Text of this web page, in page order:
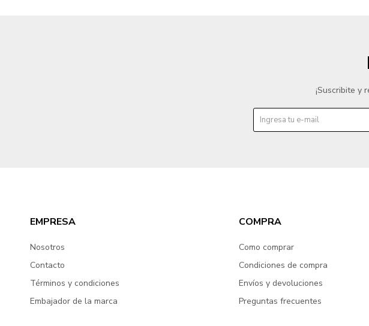
EMPRESA
Nosotros
Contacto
Términos y condiciones
Embajador de la marca
COMPRA
Como comprar
Condiciones de compra
Envíos y devoluciones
Preguntas frecuentes
¡Suscribite y